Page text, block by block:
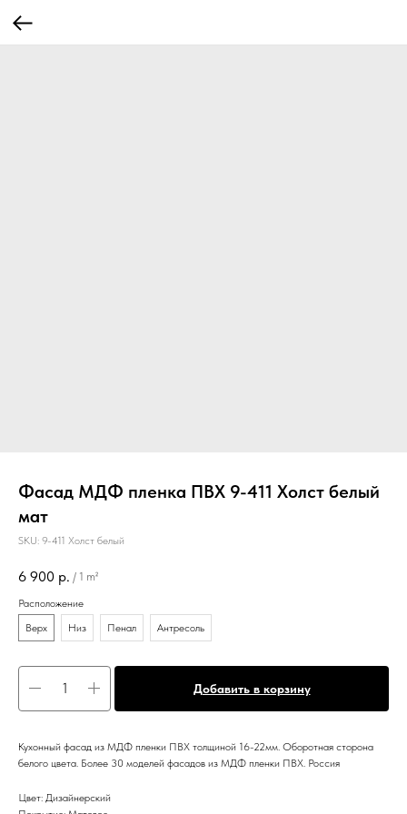
Фасад МДФ пленка ПВХ 9-411 Холст белый
мат
SKU: 9-411 Холст белый
6 900 р. / 1 m²
Расположение
Верх
Низ Пенал Антресоль
Добавить в корзину
Кухонный фасад из МДФ пленки ПВХ толщиной 16-22мм. Оборотная сторона
белого цвета. Более 30 моделей фасадов из МДФ пленки ПВХ. Россия
Цвет: Дизайнерский